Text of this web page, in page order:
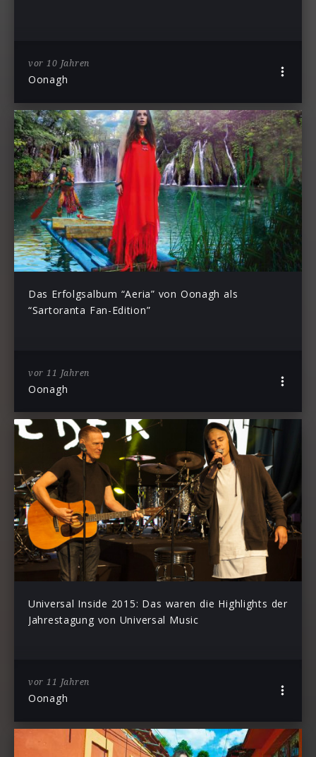
vor 10 Jahren
Oonagh
Das Erfolgsalbum “Aeria” von Oonagh als
“Sartoranta Fan-Edition”
vor 11 Jahren
Oonagh
Universal Inside 2015: Das waren die Highlights der
Jahrestagung von Universal Music
vor 11 Jahren
Oonagh